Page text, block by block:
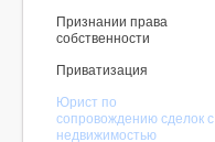
Признании права
собственности
Приватизация
Юрист по
сопровождению сделок с
недвижимостью